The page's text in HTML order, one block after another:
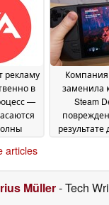
скидкой 70
2026
рекламу
в
—
Компания
заменила
Steam
результате
щедрость
articles
Müller- Tech